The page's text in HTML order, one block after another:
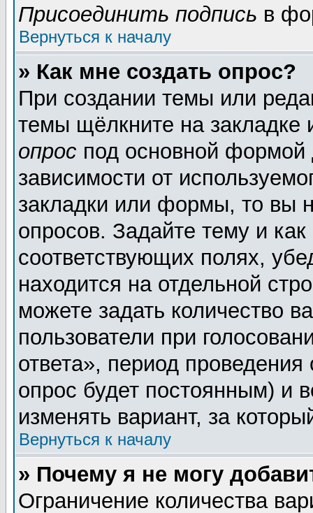
Присоединить подпись в
Вернуться к началу
» Как мне создать опрос?
При создании темы или
темы щёлкните на
опрос под основной
зависимости от
закладки или формы, то вы
опросов. Задайте тему и
соответствующих полях,
находится на отдельной
можете задать количество
пользователи при
ответа», период проведения
опрос будет постоянным) и
изменять вариант, за
Вернуться к началу
» Почему я не могу
Ограничение количества